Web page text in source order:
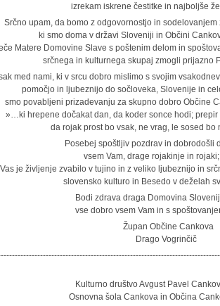
izrekam iskrene čestitke in najboljše
Srčno upam, da bomo z odgovornostjo in sodelovanjem
ki smo doma v državi Sloveniji in Občini
Matere Domovine Slave s poštenim delom in
srčnega in kulturnega skupaj zmogli prijazno
med nami, ki v srcu dobro mislimo s svojim
pomočjo in ljubeznijo do sočloveka, Slovenije in
smo povabljeni prizadevanju za skupno dobro Občine
»…ki hrepene dočakat dan, da koder sonce hodi; prepir
da rojak prost bo vsak, ne vrag, le sosed bo
Posebej spoštljiv pozdrav in dobrodošli
vsem Vam, drage rojakinje in rojaki;
Vas je življenje zvabilo v tujino in z veliko ljubeznijo in
slovensko kulturo in Besedo v deželah
Bodi zdrava draga Domovina
vse dobro vsem Vam in s
Občine Cankova
Vogrinčič
Kulturno društvo Avgust Pavel
Osnovna šola Cankova in Občina